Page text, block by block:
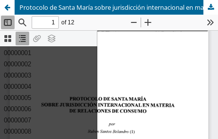
Protocolo de Santa María sobre jurisdicción internacional en materia de relaciones de consumo